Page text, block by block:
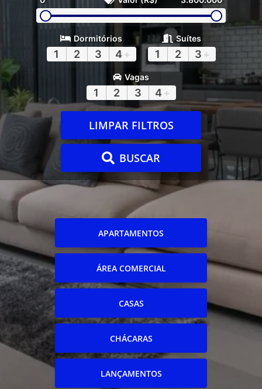
Dormitórios
1 2 3 4 +
Suítes
1 2 3 +
Vagas
1 2 3 4 +
LIMPAR FILTROS
BUSCAR
APARTAMENTOS
ÁREA COMERCIAL
CASAS
CHÁCARAS
LANÇAMENTOS